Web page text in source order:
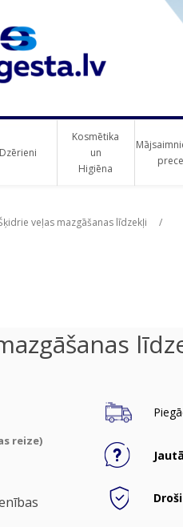
Dzērieni
Kosmētika
un
Higiēna
veļas mazgāšanas līdzekļi
/
reize)
Droši